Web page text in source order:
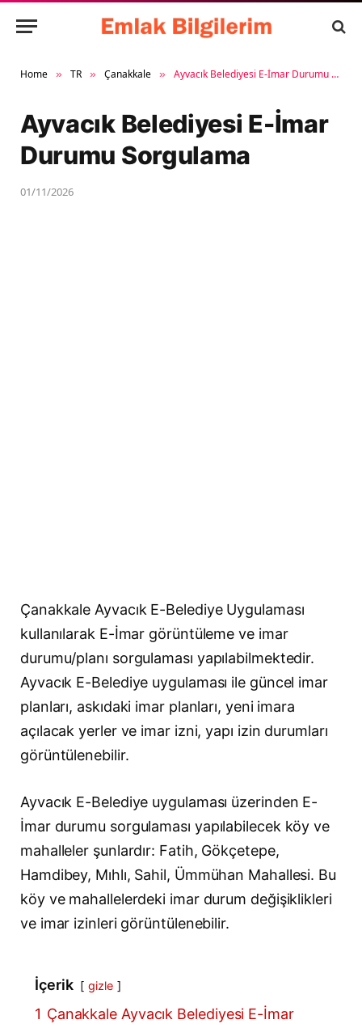
Home » TR » Çanakkale » Ayvacık Belediyesi E-İmar Durumu Sorgulama
Ayvacık Belediyesi E-İmar
Durumu Sorgulama
01/11/2026
Çanakkale Ayvacık E-Belediye Uygulaması
kullanılarak E-İmar görüntüleme ve imar
durumu/planı sorgulaması yapılabilmektedir.
Ayvacık E-Belediye uygulaması ile güncel imar
planları, askıdaki imar planları, yeni imara
açılacak yerler ve imar izni, yapı izin durumları
görüntülenebilir.
Ayvacık E-Belediye uygulaması üzerinden E-
İmar durumu sorgulaması yapılabilecek köy ve
mahalleler şunlardır: Fatih, Gökçetepe,
Hamdibey, Mıhlı, Sahil, Ümmühan Mahallesi. Bu
köy ve mahallelerdeki imar durum değişiklikleri
ve imar izinleri görüntülenebilir.
İçerik gizle
1 Çanakkale Ayvacık Belediyesi E-İmar